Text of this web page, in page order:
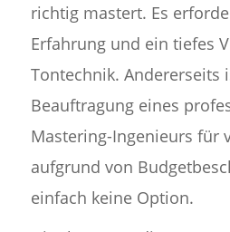
richtig mastert. Es
Erfahrung und ein tiefes
Tontechnik. Andererseits
Beauftragung eines
Mastering-Ingenieurs für
aufgrund von
einfach keine Option.